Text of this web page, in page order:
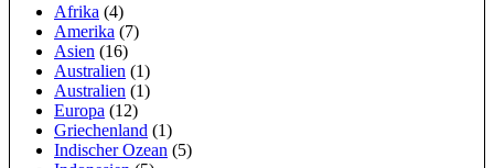
Afrika (4)
Amerika (7)
Asien (16)
Australien (1)
Australien (1)
Europa (12)
Griechenland (1)
Indischer Ozean (5)